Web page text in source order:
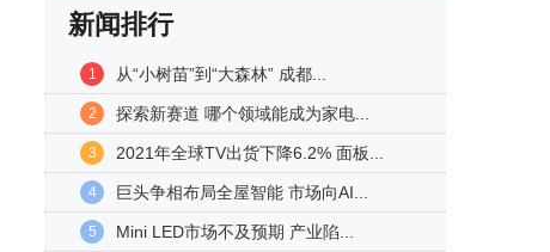
新闻排行
1 从“小树苗”到“大森林” 成都...
2 探索新赛道 哪个领域能成为家电...
3 2021年全球TV出货下降6.2% 面板...
4 巨头争相布局全屋智能 市场向AI...
5 Mini LED市场不及预期 产业陷...